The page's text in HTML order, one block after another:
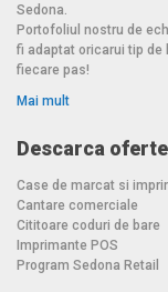
Sedona.
Portofoliul nostru de
fi adaptat oricarui tip de
fiecare pas!
Mai mult
Descarca oferte
Case de marcat si
Cantare comerciale
Cititoare coduri de bare
Imprimante POS
Program Sedona Retail